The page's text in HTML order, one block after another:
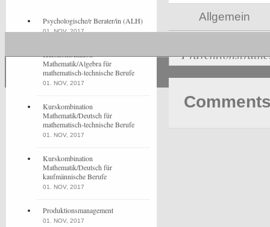
Allgemein
Psychologische/r Berater/in (ALH)
01. NOV, 2017
Kurskombination
Mathematik/Algebra für
mathematisch-technische Berufe
01. NOV, 2017
Kurskombination
Mathematik/Deutsch für
mathematisch-technische Berufe
01. NOV, 2017
Kurskombination
Mathematik/Deutsch für
kaufmännische Berufe
01. NOV, 2017
Produktionsmanagement
01. NOV, 2017